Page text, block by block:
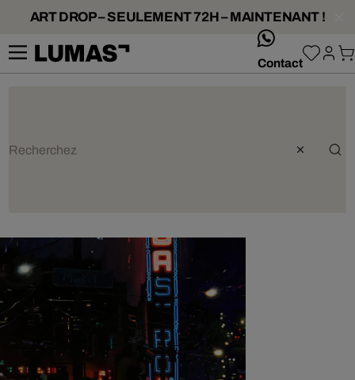
ART DROP – SEULEMENT 72H – MAINTENANT !
Contact